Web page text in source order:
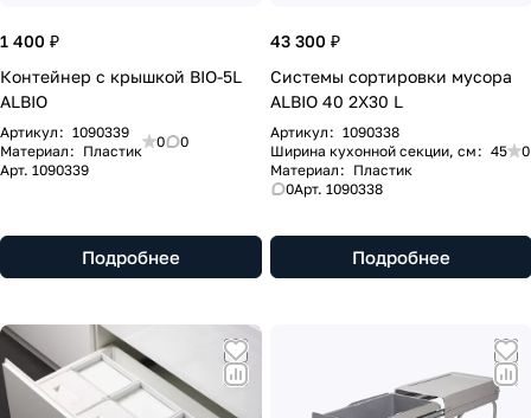
1 400 ₽
Контейнер с крышкой BIO-5L
ALBIO
0
0
Арт. 1090339
Артикул : 1090339
Материал : Пластик
Подробнее
43 300 ₽
Системы сортировки мусора
ALBIO 40 2X30 L
0
0Арт. 1090338
Артикул : 1090338
Ширина кухонной секции, см : 45
Материал : Пластик
Подробнее